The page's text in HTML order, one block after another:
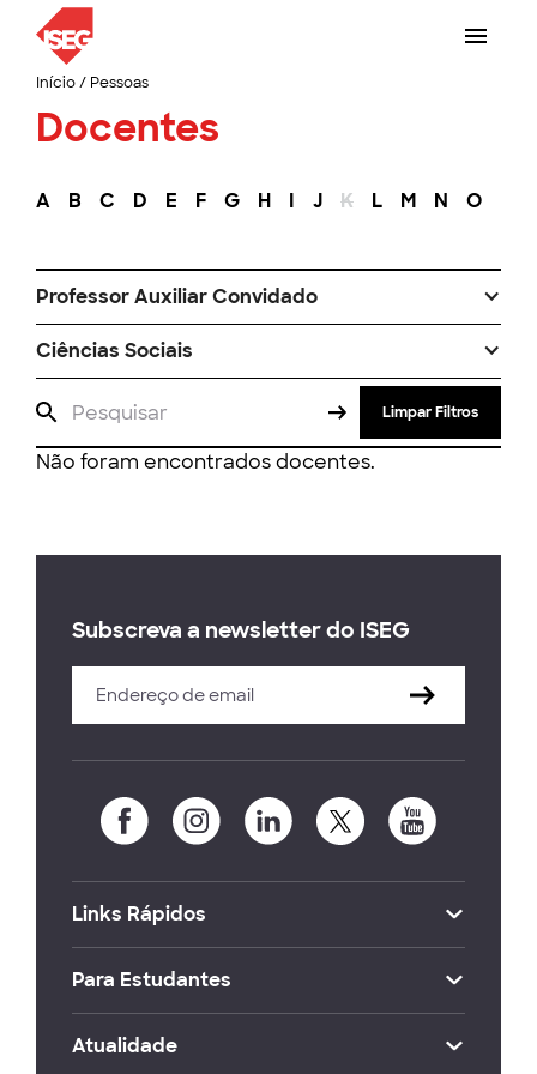
Início/ Pessoas
Docentes
A B C D E F G H I J K L M N O
Professor Auxiliar Convidado
Ciências Sociais
Limpar Filtros
Não foram encontrados docentes.
Subscreva a newsletter do ISEG
Links Rápidos
Para Estudantes
Atualidade